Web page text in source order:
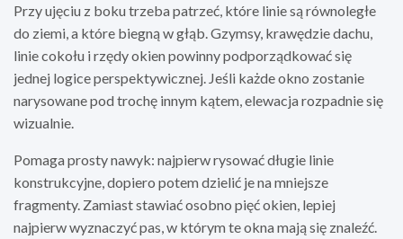
Przy ujęciu z boku trzeba patrzeć, które linie są równoległe
do ziemi, a które biegną w głąb. Gzymsy, krawędzie dachu,
linie cokołu i rzędy okien powinny podporządkować się
jednej logice perspektywicznej. Jeśli każde okno zostanie
narysowane pod trochę innym kątem, elewacja rozpadnie się
wizualnie.
Pomaga prosty nawyk: najpierw rysować długie linie
konstrukcyjne, dopiero potem dzielić je na mniejsze
fragmenty. Zamiast stawiać osobno pięć okien, lepiej
najpierw wyznaczyć pas, w którym te okna mają się znaleźć.